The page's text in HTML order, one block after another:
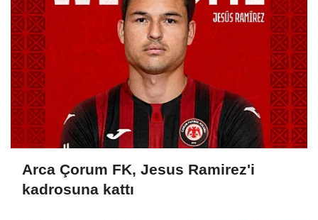
Arca Çorum FK, Jesus Ramirez'i
kadrosuna kattı